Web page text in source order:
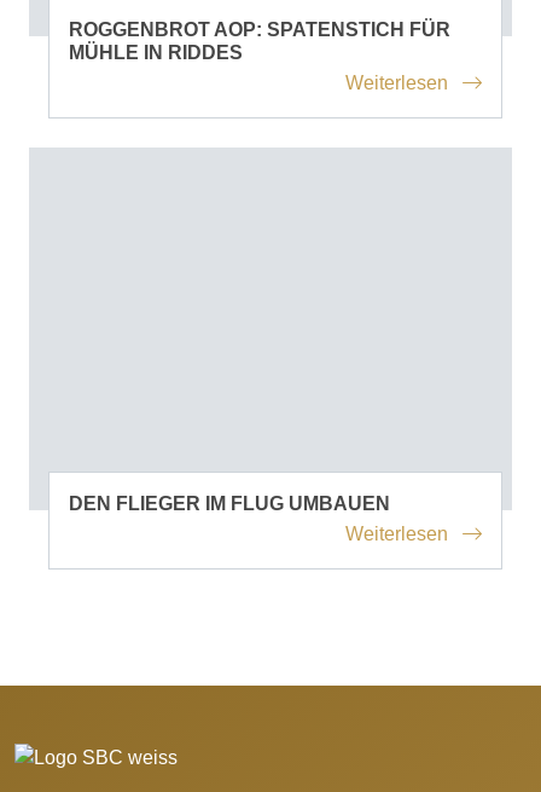
ROGGENBROT AOP: SPATENSTICH FÜR
MÜHLE IN RIDDES
Weiterlesen
DEN FLIEGER IM FLUG UMBAUEN
Weiterlesen